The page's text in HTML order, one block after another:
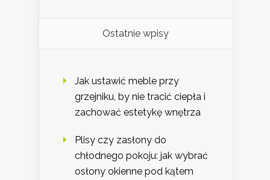
Ostatnie wpisy
Jak ustawić meble przy
grzejniku, by nie tracić ciepła i
zachować estetykę wnętrza
Plisy czy zasłony do
chłodnego pokoju: jak wybrać
osłony okienne pod kątem